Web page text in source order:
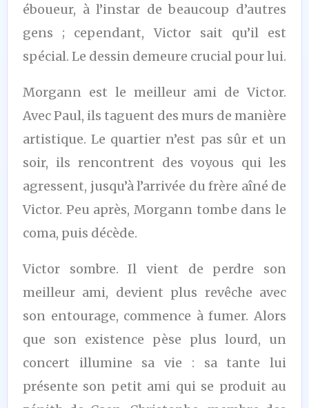
éboueur, à l’instar de beaucoup d’autres
gens ; cependant, Victor sait qu’il est
spécial. Le dessin demeure crucial pour lui.
Morgann est le meilleur ami de Victor.
Avec Paul, ils taguent des murs de manière
artistique. Le quartier n’est pas sûr et un
soir, ils rencontrent des voyous qui les
agressent, jusqu’à l’arrivée du frère aîné de
Victor. Peu après, Morgann tombe dans le
coma, puis décède.
Victor sombre. Il vient de perdre son
meilleur ami, devient plus revêche avec
son entourage, commence à fumer. Alors
que son existence pèse plus lourd, un
concert illumine sa vie : sa tante lui
présente son petit ami qui se produit au